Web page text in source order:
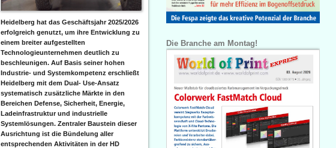
Heidelberg hat das Geschäftsjahr 2025/2026
erfolgreich genutzt, um ihre Entwicklung zu
einem breiter aufgestellten
Technologieunternehmen deutlich zu
beschleunigen. Auf Basis seiner hohen
Industrie- und Systemkompetenz erschließt
Heidelberg mit dem Dual- Use-Ansatz
systematisch zusätzliche Märkte in den
Bereichen Defense, Sicherheit, Energie,
Ladeinfrastruktur und industrielle
Systemlösungen. Zentraler Baustein dieser
Ausrichtung ist die Bündelung aller
entsprechenden Aktivitäten in der HD
Die Branche am Montag!